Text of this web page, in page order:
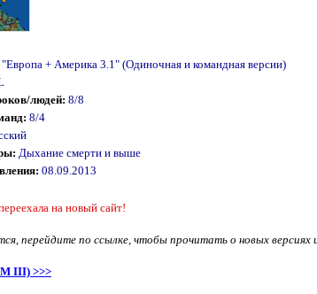
"Европа + Америка 3.1" (Одиночная и командная версии)
людей: 8/8
8/4
Дыхание смерти и выше
08.09.2013
на новый сайт!
перейдите по ссылке, чтобы прочитать о новых версиях
III) >>>